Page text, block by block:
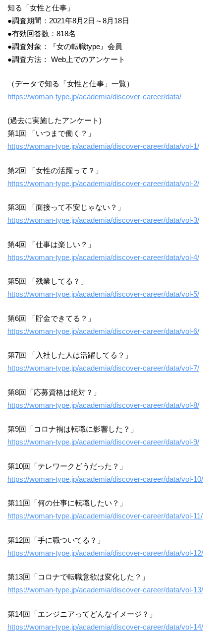
知る「女性と仕事」
●調査期間：2021年8月2日～8月18日
●有効回答数：818名
●調査対象：『女の転職type』会員
●調査方法： Web上でのアンケート
（データで知る「女性と仕事」一覧）
https://woman-type.jp/academia/discover-career/data/
(過去に実施したアンケート)
第1回 「いつまで働く？」
https://woman-type.jp/academia/discover-career/data/vol-1/
第2回 「女性の活躍って？」
https://woman-type.jp/academia/discover-career/data/vol-2/
第3回 「面接って不安じゃない？」
https://woman-type.jp/academia/discover-career/data/vol-3/
第4回 「仕事は楽しい？」
https://woman-type.jp/academia/discover-career/data/vol-4/
第5回 「残業してる？」
https://woman-type.jp/academia/discover-career/data/vol-5/
第6回 「貯金できてる？」
https://woman-type.jp/academia/discover-career/data/vol-6/
第7回 「入社した人は活躍してる？」
https://woman-type.jp/academia/discover-career/data/vol-7/
第8回「応募資格は絶対？」
https://woman-type.jp/academia/discover-career/data/vol-8/
第9回「コロナ禍は転職に影響した？」
https://woman-type.jp/academia/discover-career/data/vol-9/
第10回「テレワークどうだった？」
https://woman-type.jp/academia/discover-career/data/vol-10/
第11回「何の仕事に転職したい？」
https://woman-type.jp/academia/discover-career/data/vol-11/
第12回「手に職ついてる？」
https://woman-type.jp/academia/discover-career/data/vol-12/
第13回「コロナで転職意欲は変化した？」
https://woman-type.jp/academia/discover-career/data/vol-13/
第14回「エンジニアってどんなイメージ？」
https://woman-type.jp/academia/discover-career/data/vol-14/